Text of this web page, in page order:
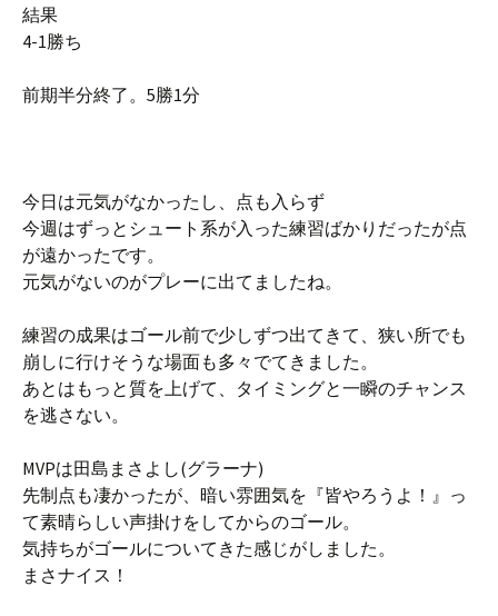
結果
4-1勝ち
前期半分終了。5勝1分
今日は元気がなかったし、点も入らず
今週はずっとシュート系が入った練習ばかりだったが点
が遠かったです。
元気がないのがプレーに出てましたね。
練習の成果はゴール前で少しずつ出てきて、狭い所でも
崩しに行けそうな場面も多々でてきました。
あとはもっと質を上げて、タイミングと一瞬のチャンス
を逃さない。
MVPは田島まさよし(グラーナ)
先制点も凄かったが、暗い雰囲気を『皆やろうよ！』っ
て素晴らしい声掛けをしてからのゴール。
気持ちがゴールについてきた感じがしました。
まさナイス！